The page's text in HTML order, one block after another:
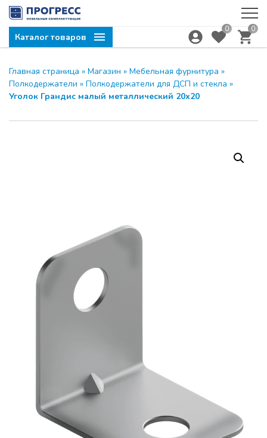
Каталог товаров
0 0
Главная страница » Магазин » Мебельная фурнитура »
Полкодержатели » Полкодержатели для ДСП и стекла »
Уголок Грандис малый металлический 20х20